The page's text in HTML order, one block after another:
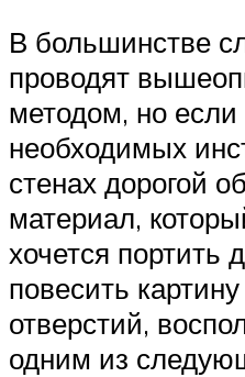
В большинстве
проводят
методом, но если
необходимых
стенах дорогой
материал,
хочется портить
повесить
отверстий,
одним из